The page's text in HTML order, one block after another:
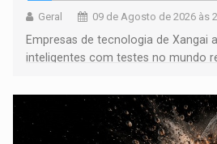
Geral 09 de Agosto de 2026 às
Empresas de tecnologia de Xangai
inteligentes com testes no mundo